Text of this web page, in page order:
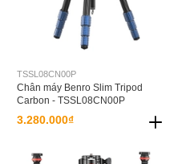
TSSL08CN00P
Chân máy Benro Slim Tripod
Carbon - TSSL08CN00P
3.280.000₫